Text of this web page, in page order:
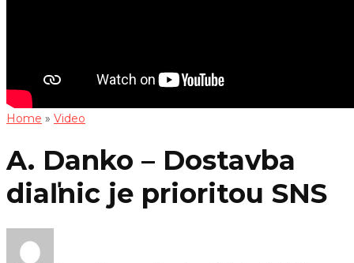
Home » Video
A. Danko – Dostavba
diaľnic je prioritou SNS